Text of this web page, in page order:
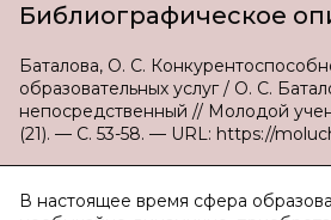
Библиографическое
Баталова, О. С.
образовательных услуг / О. С.
непосредственный // Молодой
(21). — С. 53-58. — URL: https://
В настоящее время сфера